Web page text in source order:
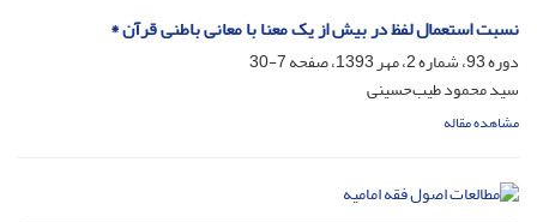
نسبت استعمال لفظ در بیش از یک معنا با معانی باطنی قرآن *
دوره 93، شماره 2، مهر 1393، صفحه
7-30
سید محمود طیب‌حسینی
مشاهده مقاله